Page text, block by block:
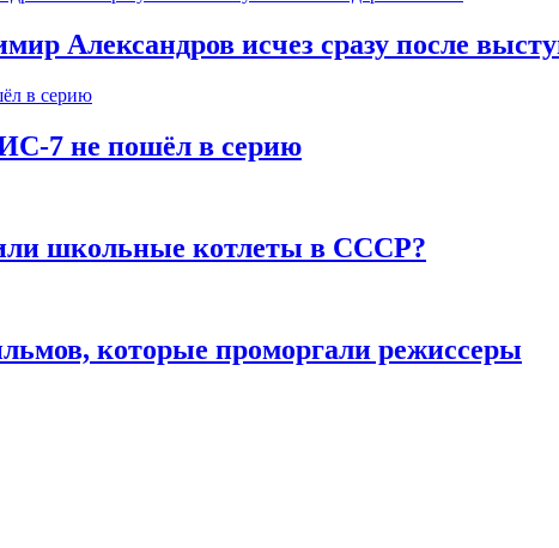
Александров исчез сразу после
7 не пошёл в серию
школьные котлеты в СССР?
которые проморгали режиссеры